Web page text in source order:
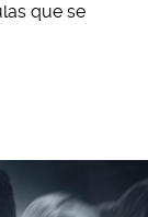
que se